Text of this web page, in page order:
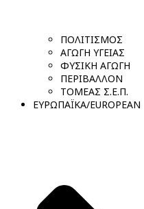
ΠΟΛΙΤΙΣΜΟΣ
ΑΓΩΓΗ ΥΓΕΙΑΣ
ΦΥΣΙΚΗ ΑΓΩΓΗ
ΠΕΡΙΒΑΛΛΟΝ
ΤΟΜΕΑΣ Σ.Ε.Π.
ΕΥΡΩΠΑΪΚΑ/EUROPEAN